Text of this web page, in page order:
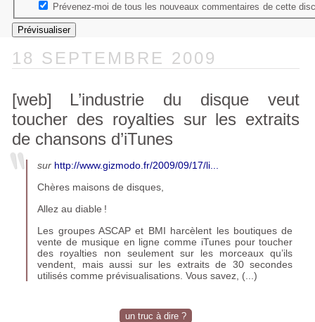
Prévenez-moi de tous les nouveaux commentaires de cette
18 SEPTEMBRE 2009
[web]
L’industrie du disque veut
toucher des royalties sur les extraits
de chansons d’iTunes
sur http://www.gizmodo.fr/2009/09/17/li...
Chères maisons de disques,
Allez au diable !
Les groupesASCAP et BMI harcèlent les boutiques de
vente de musique en ligne comme iTunes pour toucher
des royalties non seulement sur les morceaux qu’ils
vendent, mais aussi sur les extraits de 30 secondes
utilisés comme prévisualisations. Vous savez, (...)
un truc à dire ?